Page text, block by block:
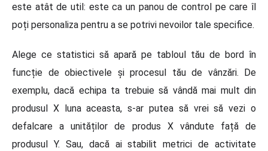
este atât de util: este ca un panou de control pe care îl
poți personaliza pentru a se potrivi nevoilor tale specifice.
Alege ce statistici să apară pe tabloul tău de bord în
funcție de obiectivele și procesul tău de vânzări. De
exemplu, dacă echipa ta trebuie să vândă mai mult din
produsul X luna aceasta, s-ar putea să vrei să vezi o
defalcare a unităților de produs X vândute față de
produsul Y. Sau, dacă ai stabilit metrici de activitate